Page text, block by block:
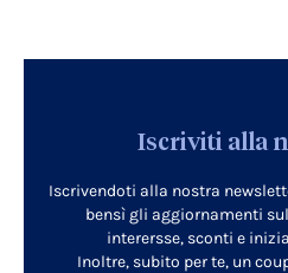
Iscriviti alla
Iscrivendoti alla nostra
bensì gli aggiornamenti
interersse, sconti e
Inoltre, subito per te, un